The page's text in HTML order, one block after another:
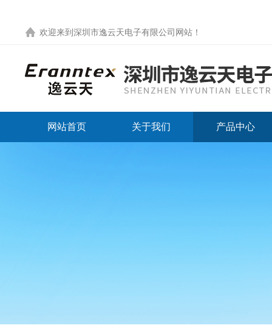
欢迎来到 深圳市逸云天电子有限公司网站 ！
网站首页 关于我们 产品中心